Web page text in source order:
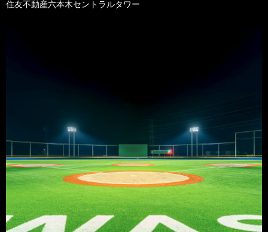
住友不動産六本木セントラルタワー